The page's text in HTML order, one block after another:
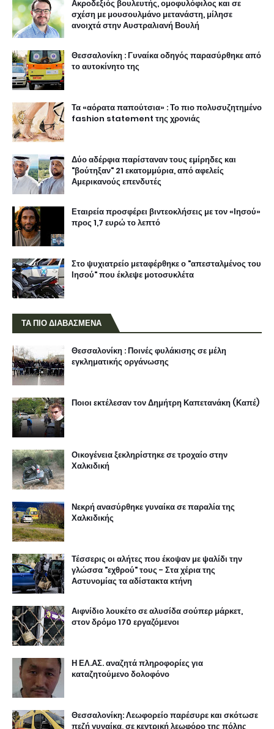
Ακροδεξιός βουλευτής, ομοφυλόφιλος και σε
σχέση με μουσουλμάνο μετανάστη, μίλησε
ανοιχτά στην Αυστραλιανή Βουλή
Θεσσαλονίκη : Γυναίκα οδηγός παρασύρθηκε από
το αυτοκίνητο της
Τα «αόρατα παπούτσια» : Το πιο πολυσυζητημένο
fashion statement της χρονιάς
Δύο αδέρφια παρίσταναν τους εμίρηδες και
"βούτηξαν" 21 εκατομμύρια, από αφελείς
Αμερικανούς επενδυτές
Εταιρεία προσφέρει βιντεοκλήσεις με τον «Ιησού»
προς 1,7 ευρώ το λεπτό
Στο ψυχιατρείο μεταφέρθηκε ο "απεσταλμένος του
Ιησού" που έκλεψε μοτοσυκλέτα
ΤΑ ΠΙΟ ΔΙΑΒΑΣΜΕΝΑ
Θεσσαλονίκη : Ποινές φυλάκισης σε μέλη
εγκληματικής οργάνωσης
Ποιοι εκτέλεσαν τον Δημήτρη Καπετανάκη (Καπέ)
Οικογένεια ξεκληρίστηκε σε τροχαίο στην
Χαλκιδική
Νεκρή ανασύρθηκε γυναίκα σε παραλία της
Χαλκιδικής
Τέσσερις οι αλήτες που έκοψαν με ψαλίδι την
γλώσσα "εχθρού" τους - Στα χέρια της
Αστυνομίας τα αδίστακτα κτήνη
Αιφνίδιο λουκέτο σε αλυσίδα σούπερ μάρκετ,
στον δρόμο 170 εργαζόμενοι
Η ΕΛ.ΑΣ. αναζητά πληροφορίες για
καταζητούμενο δολοφόνο
Θεσσαλονίκη: Λεωφορείο παρέσυρε και σκότωσε
πεζή γυναίκα, σε κεντρική λεωφόρο της πόλης